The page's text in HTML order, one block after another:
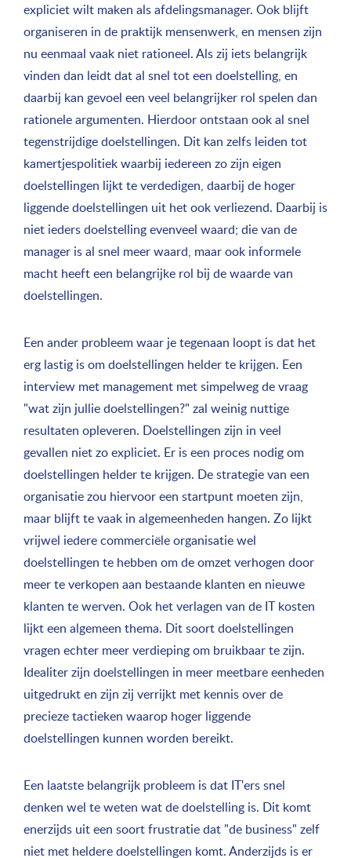
expliciet wilt maken als afdelingsmanager. Ook blijft
organiseren in de praktijk mensenwerk, en mensen zijn
nu eenmaal vaak niet rationeel. Als zij iets belangrijk
vinden dan leidt dat al snel tot een doelstelling, en
daarbij kan gevoel een veel belangrijker rol spelen dan
rationele argumenten. Hierdoor ontstaan ook al snel
tegenstrijdige doelstellingen. Dit kan zelfs leiden tot
kamertjespolitiek waarbij iedereen zo zijn eigen
doelstellingen lijkt te verdedigen, daarbij de hoger
liggende doelstellingen uit het ook verliezend. Daarbij is
niet ieders doelstelling evenveel waard; die van de
manager is al snel meer waard, maar ook informele
macht heeft een belangrijke rol bij de waarde van
doelstellingen.
Een ander probleem waar je tegenaan loopt is dat het
erg lastig is om doelstellingen helder te krijgen. Een
interview met management met simpelweg de vraag
"wat zijn jullie doelstellingen?" zal weinig nuttige
resultaten opleveren. Doelstellingen zijn in veel
gevallen niet zo expliciet. Er is een proces nodig om
doelstellingen helder te krijgen. De strategie van een
organisatie zou hiervoor een startpunt moeten zijn,
maar blijft te vaak in algemeenheden hangen. Zo lijkt
vrijwel iedere commerciële organisatie wel
doelstellingen te hebben om de omzet verhogen door
meer te verkopen aan bestaande klanten en nieuwe
klanten te werven. Ook het verlagen van de IT kosten
lijkt een algemeen thema. Dit soort doelstellingen
vragen echter meer verdieping om bruikbaar te zijn.
Idealiter zijn doelstellingen in meer meetbare eenheden
uitgedrukt en zijn zij verrijkt met kennis over de
precieze tactieken waarop hoger liggende
doelstellingen kunnen worden bereikt.
Een laatste belangrijk probleem is dat IT'ers snel
denken wel te weten wat de doelstelling is. Dit komt
enerzijds uit een soort frustratie dat "de business" zelf
niet met heldere doelstellingen komt. Anderzijds is er